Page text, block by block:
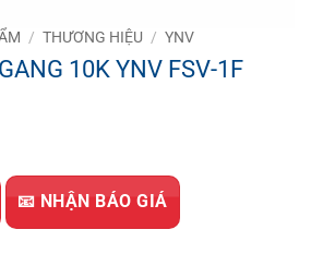
/ THƯƠNG HIỆU / YNV
10K YNV FSV-1F
📧 NHẬN BÁO GIÁ